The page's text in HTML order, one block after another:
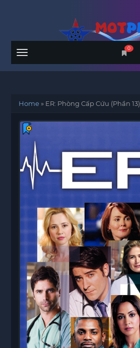
Menu
0
Home» ER: Phòng Cấp Cứu (Phần 13)